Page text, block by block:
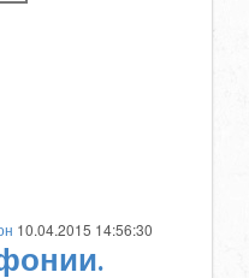
10.04.2015 14:56:30